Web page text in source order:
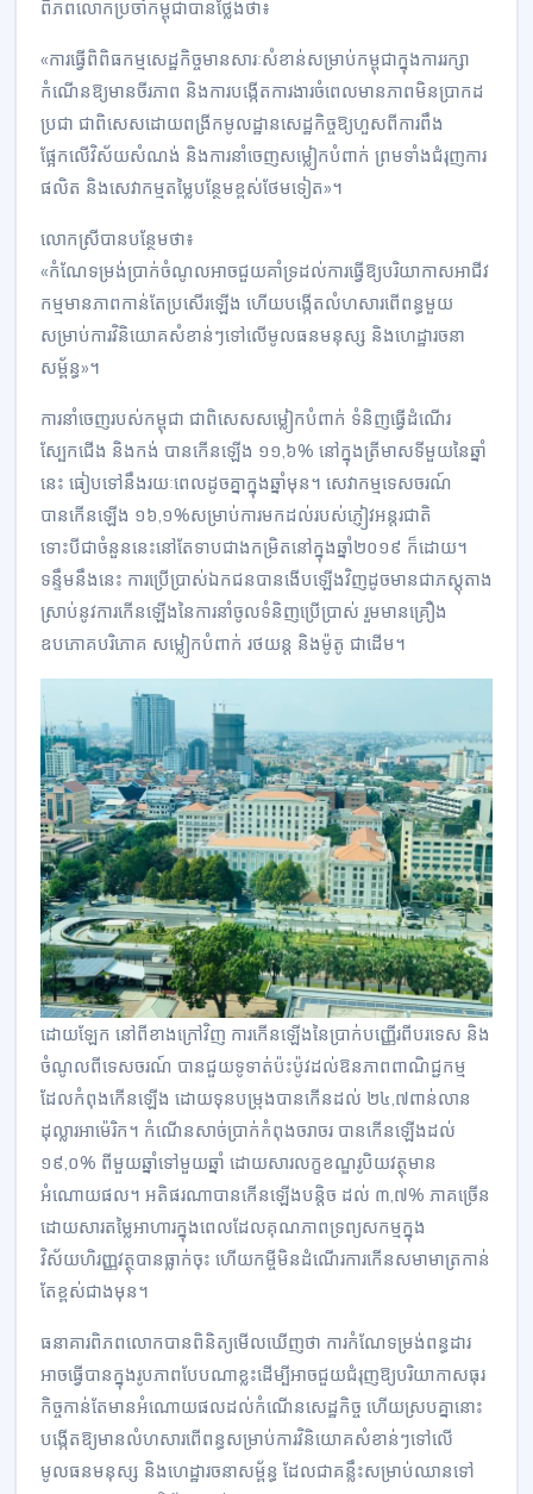
ពិភពលោកប្រចាំកម្ពុជាបានថ្លែងថា៖
«ការធ្វើពិពិធកម្មសេដ្ឋកិច្ចមានសារៈសំខាន់សម្រាប់កម្ពុជាក្នុងការរក្សា
កំណើនឱ្យ​មាន​ចីរភាព​ និងការបង្កើតការងារចំពេលមានភាពមិនប្រាកដ
ប្រជា ជាពិសេសដោយ​ពង្រីក​មូលដ្ឋាន​សេដ្ឋកិច្ច​ឱ្យ​ហួសពីការពឹង
ផ្អែកលើវិស័យ​សំណង់ និងការនាំចេញសម្លៀកបំពាក់ ព្រមទាំងជំរុញ​ការ
ផលិត និងសេវាកម្មតម្លៃបន្ថែមខ្ពស់ថែមទៀត»។
លោកស្រីបានបន្ថែមថា៖
«កំណែទម្រង់ប្រាក់ចំណូលអាចជួយ​គាំទ្រដល់ការធ្វើ​ឱ្យ​បរិយាកាសអាជីវ
កម្មមាន​ភាពកាន់តែ​ប្រសើរឡើង ហើយបង្កើតលំហ​សារពើពន្ធមួយ​
សម្រាប់ការវិនិយោគសំខាន់ៗទៅលើ​មូលធន​មនុស្ស និងហេដ្ឋារចនា
សម្ព័ន្ធ»។
ការនាំចេញរបស់កម្ពុជា ជាពិសេសសម្លៀកបំពាក់ ទំនិញធ្វើដំណើរ
ស្បែកជើង និងកង់ បានកើនឡើង ១១,៦% នៅក្នុងត្រីមាសទីមួយនៃឆ្នាំ
នេះ ធៀប​ទៅនឹង​រយៈពេលដូចគ្នា​ក្នុង​ឆ្នាំមុន​។ សេវាកម្មទេសចរណ៍
បានកើនឡើង ១៦,១%សម្រាប់ការមកដល់របស់ភ្ញៀវអន្តរជាតិ
ទោះបីជាចំនួននេះនៅតែទាបជាងកម្រិត​នៅ​ក្នុង​ឆ្នាំ២០១៩ ក៏ដោយ។
ទន្ទឹមនឹងនេះ ការប្រើប្រាស់ឯកជនបានងើបឡើងវិញដូចមាន​ជា​ភស្តុតាង
ស្រាប់​នូវការកើនឡើងនៃការនាំចូលទំនិញប្រើប្រាស់ រួមមានគ្រឿង
ឧបភោគបរិភោគ សម្លៀកបំពាក់ រថយន្ត និងម៉ូតូ ជាដើម។
ដោយឡែក នៅពីខាងក្រៅវិញ ការកើនឡើងនៃប្រាក់បញ្ញើរពីបរទេស និង
ចំណូលពីទេសចរណ៍ បានជួយ​ទូទាត់ប៉ះប៉ូវ​ដល់​ឱន​ភាពពាណិជ្ជកម្ម
ដែលកំពុងកើនឡើង​ ដោយទុនបម្រុងបានកើនដល់ ២៤,៧ពាន់លាន
ដុល្លារអាម៉េរិក។ កំណើនសាច់​ប្រាក់កំពុង​ចរាចរ បានកើនឡើងដល់
១៩,០% ពីមួយឆ្នាំទៅមួយឆ្នាំ ដោយ​សារលក្ខខណ្ឌរូបិយវត្ថុមាន​
អំណោយផល។ អតិផរណាបានកើនឡើងបន្តិច ដល់ ៣,៧% ភាគច្រើន
ដោយសារតម្លៃអាហារក្នុងពេល​ដែលគុណភាពទ្រព្យសកម្ម​ក្នុង​
វិស័យហិរញ្ញវត្ថុបានធ្លាក់ចុះ ហើយ​កម្ចីមិនដំណើរការកើន​​សមាមាត្រ​កាន់​
តែ​ខ្ពស់ជាង​មុន​។
ធនាគារពិភពលោកបានពិនិត្យមើលឃើញថា ការ​កំណែទម្រង់ពន្ធដារ
អាចធ្វើ​បាន​ក្នុងរូបភាពបែបណា​ខ្លះដើម្បីអាចជួយជំរុញ​​ឱ្យ​បរិយា​កាសធុរ
កិច្ចកាន់​តែ​មាន​អំណោយផលដល់កំណើនសេដ្ឋកិច្ច​ ហើយ​ស្របគ្នានោះ
បង្កើតឱ្យ​មាន​លំហសារពើពន្ធសម្រាប់ការវិនិយោគសំខាន់ៗទៅលើ
មូលធនមនុស្ស និងហេដ្ឋារចនាសម្ព័ន្ធ ដែលជាគន្លឹះសម្រាប់​ឈាន​ទៅ​